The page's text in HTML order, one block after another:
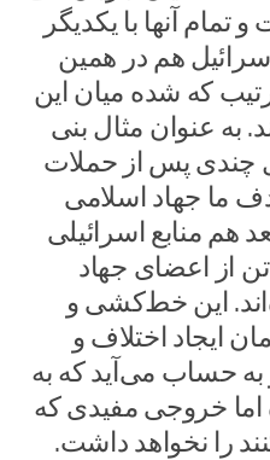
آنها با یکدیگر
هم در همین
که شده میان این
به عنوان مثال بنی
چندی پس از حملات
ما جهاد اسلامی
منابع اسرائیلی
از اعضای جهاد
این خط‌کشی و
ایجاد اختلاف و
به حساب می‌آید که به
خروجی مفیدی که
را نخواهد داشت.